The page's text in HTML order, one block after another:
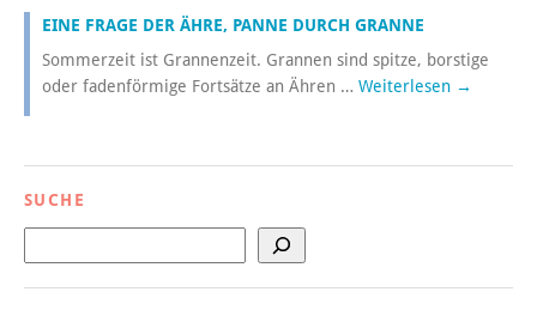
EINE FRAGE DER ÄHRE, PANNE DURCH GRANNE
Sommerzeit ist Grannenzeit. Grannen sind spitze, borstige
oder fadenförmige Fortsätze an Ähren … Weiterlesen →
SUCHE